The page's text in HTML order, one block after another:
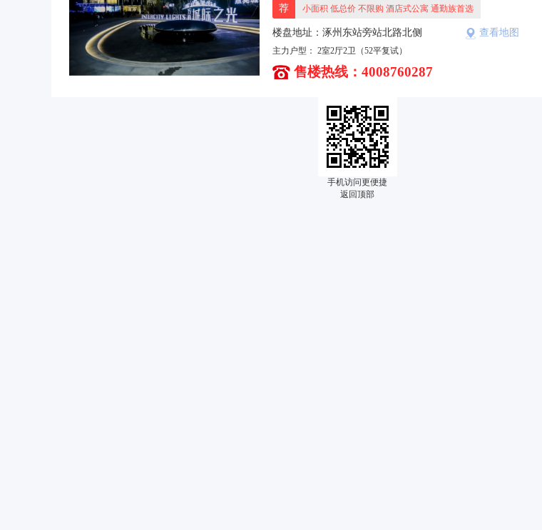
荐 小面积 低总价 不限购 酒店式公寓 通勤族首选
楼盘地址：涿州东站旁站北路北侧 查看地图
主力户型： 2室2厅2卫（52平复试）
售楼热线：4008760287
手机访问更便捷
返回顶部